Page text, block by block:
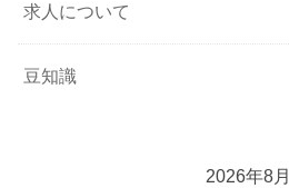
求人について
豆知識
2026年8月